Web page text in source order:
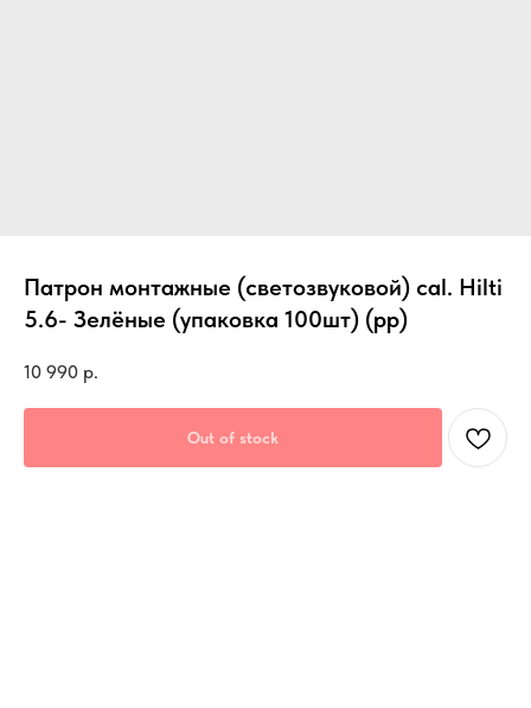
Патрон монтажные (светозвуковой) cal. Hilti
5.6- Зелёные (упаковка 100шт) (рр)
10 990 р.
Out of stock